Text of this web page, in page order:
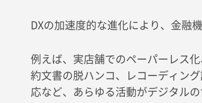
DXの加速度的な進化により、金融
例えば、実店舗でのペーパーレス
約文書の脱ハンコ、レコーディン
応など、あらゆる活動がデジタル